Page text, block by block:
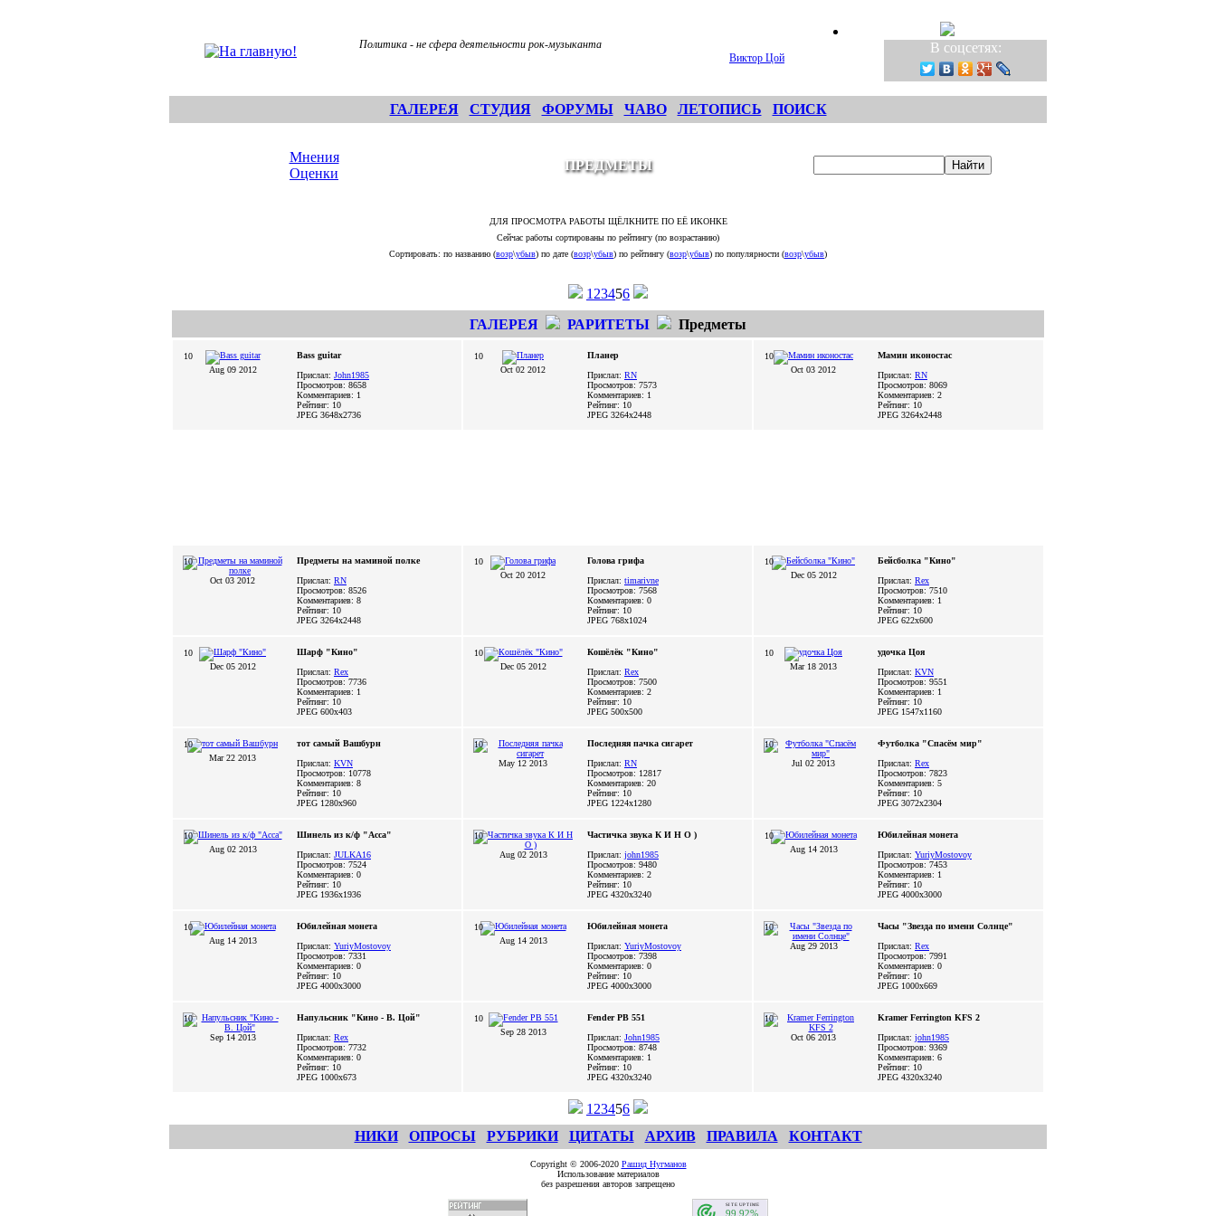
Политика - не сфера деятельности рок-музыканта
Виктор Цой
В соцсетях:
ГАЛЕРЕЯ СТУДИЯ ФОРУМЫ ЧАВО ЛЕТОПИСЬ ПОИСК
Мнения
Оценки
ПРЕДМЕТЫ
ДЛЯ ПРОСМОТРА РАБОТЫ ЩЁЛКНИТЕ ПО ЕЁ ИКОНКЕ
Сейчас работы сортированы по рейтингу (по возрастанию)
Сортировать: по названию (возр\убыв) по дате (возр\убыв) по рейтингу (возр\убыв) по популярности (возр\убыв)
1 23456
ГАЛЕРЕЯ
РАРИТЕТЫ Предметы
10
Aug 09 2012
Bass guitar
Прислал: John1985
Просмотров: 8658
Комментариев: 1
Рейтинг: 10
JPEG 3648x2736
10
Oct 02 2012
Планер
Прислал: RN
Просмотров: 7573
Комментариев: 1
Рейтинг: 10
JPEG 3264x2448
10
Oct 03 2012
Мамин иконостас
Прислал: RN
Просмотров: 8069
Комментариев: 2
Рейтинг: 10
JPEG 3264x2448
10
Oct 03 2012
Предметы на маминой полке
Прислал: RN
Просмотров: 8526
Комментариев: 8
Рейтинг: 10
JPEG 3264x2448
10
Oct 20 2012
Голова грифа
Прислал: timarivne
Просмотров: 7568
Комментариев: 0
Рейтинг: 10
JPEG 768x1024
10
Dec 05 2012
Бейсболка "Кино"
Прислал: Rex
Просмотров: 7510
Комментариев: 1
Рейтинг: 10
JPEG 622x600
10
Dec 05 2012
Шарф "Кино"
Прислал: Rex
Просмотров: 7736
Комментариев: 1
Рейтинг: 10
JPEG 600x403
10
Dec 05 2012
Кошёлёк "Кино"
Прислал: Rex
Просмотров: 7500
Комментариев: 2
Рейтинг: 10
JPEG 500x500
10
Mar 18 2013
удочка Цоя
Прислал: KVN
Просмотров: 9551
Комментариев: 1
Рейтинг: 10
JPEG 1547x1160
10
Mar 22 2013
тот самый Вашбурн
Прислал: KVN
Просмотров: 10778
Комментариев: 8
Рейтинг: 10
JPEG 1280x960
10
May 12 2013
Последняя пачка сигарет
Прислал: RN
Просмотров: 12817
Комментариев: 20
Рейтинг: 10
JPEG 1224x1280
10
Jul 02 2013
Футболка "Спасём мир"
Прислал: Rex
Просмотров: 7823
Комментариев: 5
Рейтинг: 10
JPEG 3072x2304
10
Aug 02 2013
Шинель из к/ф "Асса"
Прислал: JULKA16
Просмотров: 7524
Комментариев: 0
Рейтинг: 10
JPEG 1936x1936
10
Aug 02 2013
Частичка звука К И Н О )
Прислал: john1985
Просмотров: 9480
Комментариев: 2
Рейтинг: 10
JPEG 4320x3240
10
Aug 14 2013
Юбилейная монета
Прислал: YuriyMostovoy
Просмотров: 7453
Комментариев: 1
Рейтинг: 10
JPEG 4000x3000
10
Aug 14 2013
Юбилейная монета
Прислал: YuriyMostovoy
Просмотров: 7331
Комментариев: 0
Рейтинг: 10
JPEG 4000x3000
10
Aug 14 2013
Юбилейная монета
Прислал: YuriyMostovoy
Просмотров: 7398
Комментариев: 0
Рейтинг: 10
JPEG 4000x3000
10
Aug 29 2013
Часы "Звезда по имени Солнце"
Прислал: Rex
Просмотров: 7991
Комментариев: 0
Рейтинг: 10
JPEG 1000x669
10
Sep 14 2013
Напульсник "Кино - В. Цой"
Прислал: Rex
Просмотров: 7732
Комментариев: 0
Рейтинг: 10
JPEG 1000x673
10
Sep 28 2013
Fender PB 551
Прислал: John1985
Просмотров: 8748
Комментариев: 1
Рейтинг: 10
JPEG 4320x3240
10
Oct 06 2013
Kramer Ferrington KFS 2
Прислал: john1985
Просмотров: 9369
Комментариев: 6
Рейтинг: 10
JPEG 4320x3240
1 23456
НИКИ
ОПРОСЫ РУБРИКИ ЦИТАТЫ АРХИВ ПРАВИЛА КОНТАКТ
Copyright © 2006-2020 Рашид Нугманов
Использование материалов
без разрешения авторов запрещено